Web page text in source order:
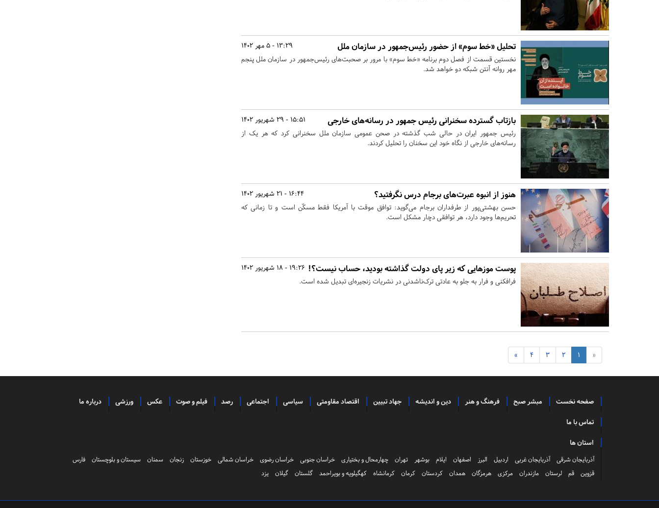
13:29 - 5 مهر 1402 تحلیل «خط سوم» از حضور رئیس‌جمهور در سازمان ملل
نخستین قسمت از فصل دوم برنامه «خط سوم» با مرور بر صحبت‌های رئیس‌جمهور در سازمان ملل پنجم
مهر روانه آنتن شبکه دو خواهد شد.
15:51 - 29 شهریور 1402 بازتاب گسترده سخنرانی رئیس جمهور در رسانه‌های خارجی
رئیس جمهور ایران در حالی شب گذشته در صحن عمومی سازمان ملل سخنرانی کرد که هر یک از
رسانه‌های خارجی از نگاه خود این سخنان را تحلیل کردند.
16:44 - 21 شهریور 1402 هنوز از انبوه عبرت‌های برجام درس نگرفتید؟
حسن بهشتی‌پور از طرفداران برجام می‌گوید: توافق موقت با آمریکا فقط مسکّن است و تا زمانی که
تحریم‏‌ها وجود دارد، هر توافقی دچار مشکل است.
19:26 - 18 شهریور 1402 پوست موزهایی که زیر پای دولت گذاشته بودید، حساب نیست؟!
فرافکنی و فرار به جلو به عادتی ترک‌ناشدنی در نشریات زنجیره‌ای تبدیل شده است.
«
1
2
3
4
»
صفحه نخست مبشر صبح فرهنگ و هنر دین و اندیشه جهاد تبیین اقتصاد مقاومتی سیاسی اجتماعی رصد فیلم و صوت عکس ورزشی درباره ما
تماس با ما
استان ها
آذربایجان شرقی آذربایجان غربی اردبیل البرز اصفهان ایلام بوشهر تهران چهارمحال و بختیاری خراسان جنوبی خراسان رضوی خراسان شمالی خوزستان زنجان سمنان سیستان و بلوچستان
فارس
قزوین
قم لرستان مازندران مرکزی هرمزگان همدان کردستان کرمان کرمانشاه کهگیلویه و بویراحمد گلستان گیلان یزد